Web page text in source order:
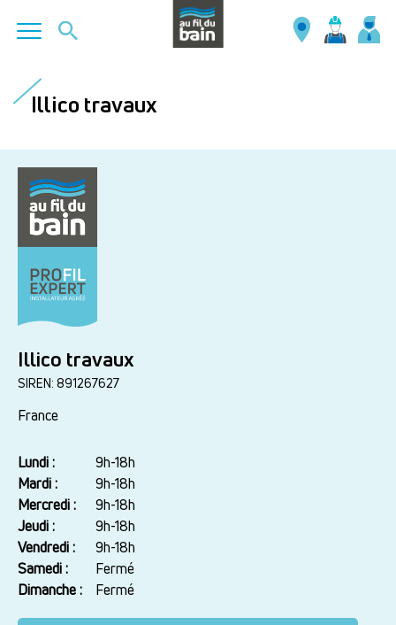
contenuIllico travaux
Illico travaux
SIREN: 891267627
France
Jour
Plage
horaire
Lundi :
9h-18h
Mardi :
9h-18h
Mercredi :
9h-18h
Jeudi :
9h-18h
Vendredi :
9h-18h
Samedi :
Fermé
Dimanche :
Fermé